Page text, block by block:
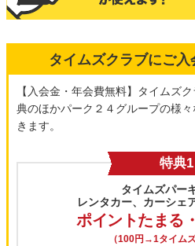
タイムズクラブにご
【入会金・年会費無料】タイムズ
典のほかパーク２４グループの様
きます。
特典1
タイムズパー
レンタカー、カーシェ
ポイントたまる
（100円→1タイム